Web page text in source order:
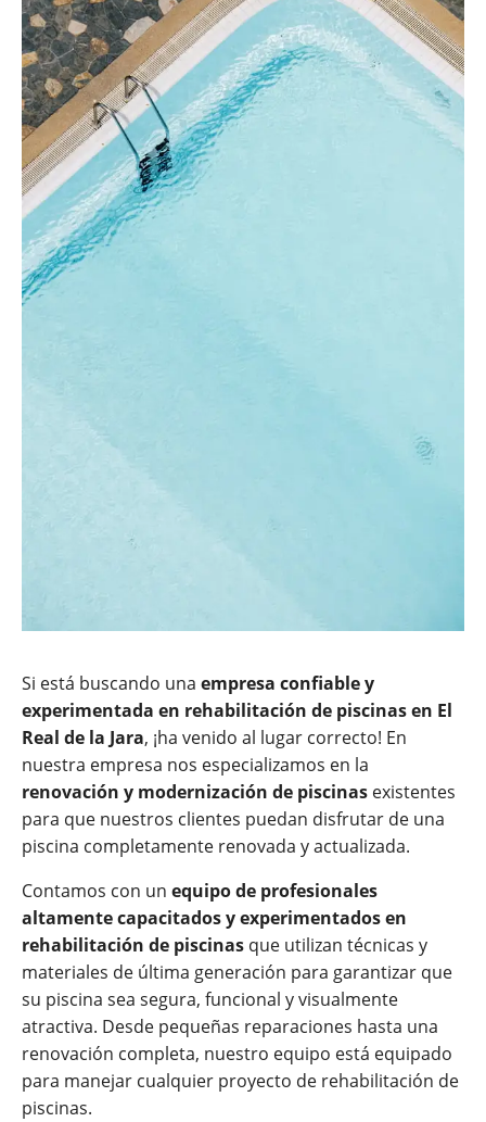
Si está buscando una empresa confiable y
experimentada en rehabilitación de piscinas en El
Real de la Jara, ¡ha venido al lugar correcto! En
nuestra empresa nos especializamos en la
renovación y modernización de piscinas existentes
para que nuestros clientes puedan disfrutar de una
piscina completamente renovada y actualizada.
Contamos con un equipo de profesionales
altamente capacitados y experimentados en
rehabilitación de piscinas que utilizan técnicas y
materiales de última generación para garantizar que
su piscina sea segura, funcional y visualmente
atractiva. Desde pequeñas reparaciones hasta una
renovación completa, nuestro equipo está equipado
para manejar cualquier proyecto de rehabilitación de
piscinas.